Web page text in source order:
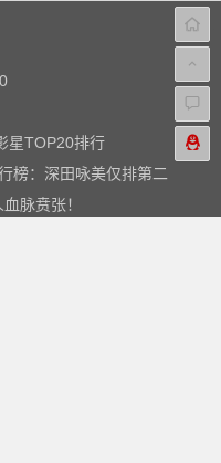
星TOP20排行
榜：深田咏美仅排第二
脉贲张！